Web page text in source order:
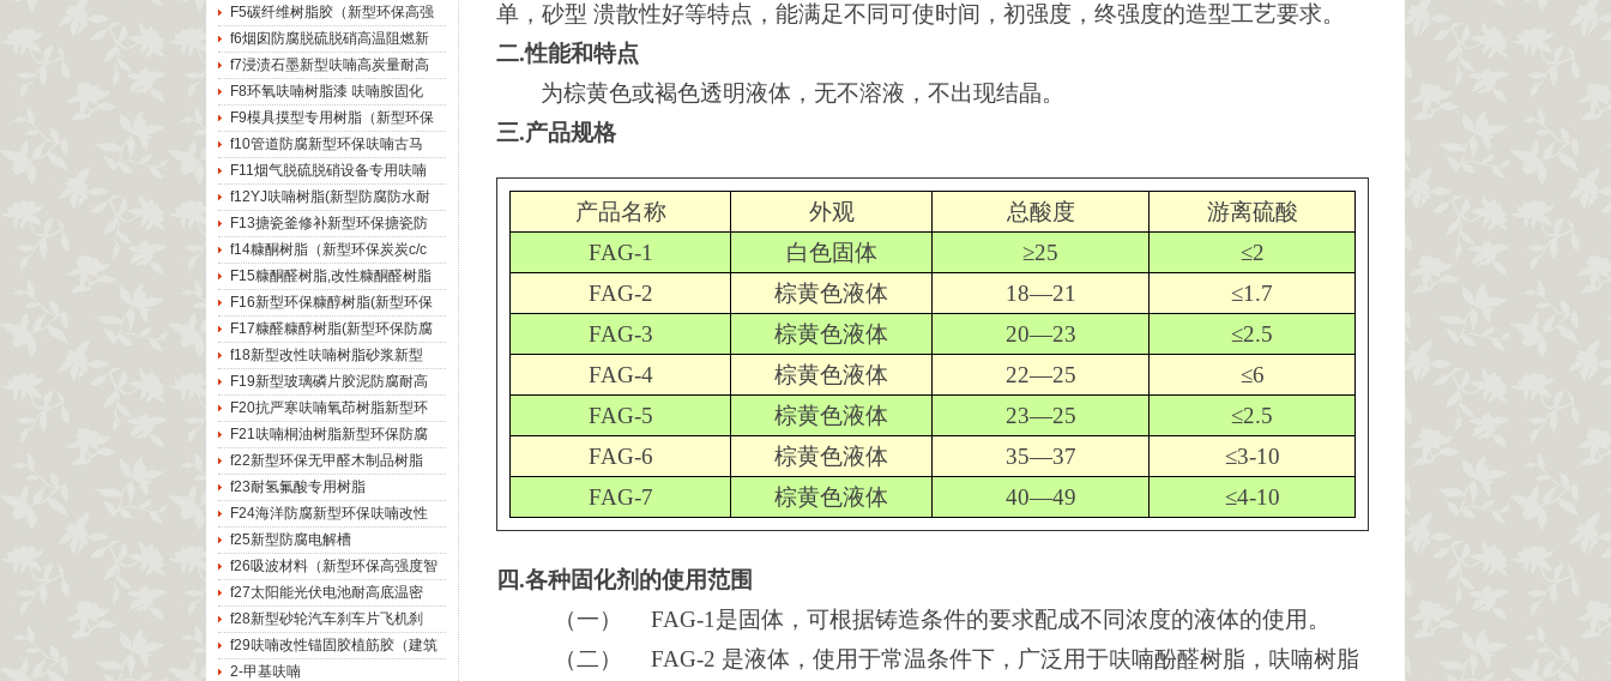
F5碳纤维树脂胶（新型环保高强
f6烟囱防腐脱硫脱硝高温阻燃新
f7浸渍石墨新型呋喃高炭量耐高
F8环氧呋喃树脂漆 呋喃胺固化
F9模具摸型专用树脂（新型环保
f10管道防腐新型环保呋喃古马
F11烟气脱硫脱硝设备专用呋喃
f12YJ呋喃树脂(新型防腐防水耐
F13搪瓷釜修补新型环保搪瓷防
f14糠酮树脂（新型环保炭炭c/c
F15糠酮醛树脂,改性糠酮醛树脂
F16新型环保糠醇树脂(新型环保
F17糠醛糠醇树脂(新型环保防腐
f18新型改性呋喃树脂砂浆新型
F19新型玻璃磷片胶泥防腐耐高
F20抗严寒呋喃氧茚树脂新型环
F21呋喃桐油树脂新型环保防腐
f22新型环保无甲醛木制品树脂
f23耐氢氟酸专用树脂
F24海洋防腐新型环保呋喃改性
f25新型防腐电解槽
f26吸波材料（新型环保高强度智
f27太阳能光伏电池耐高底温密
f28新型砂轮汽车刹车片飞机刹
f29呋喃改性锚固胶植筋胶（建筑
2-甲基呋喃
单，砂型 溃散性好等特点，能满足不同可使时间，初强度，终强度的造型工艺要求。
二.性能和特点
为棕黄色或褐色透明液体，无不溶液，不出现结晶。
三.产品规格
产品名称 外观 总酸度
游离硫酸
FAG-1
白色固体 ≥25
≤2
FAG-2
棕黄色液体 18—21
≤1.7
FAG-3
棕黄色液体 20—23
≤2.5
FAG-4
棕黄色液体 22—25
≤6
FAG-5
棕黄色液体 23—25
≤2.5
FAG-6
棕黄色液体 35—37
≤3-10
FAG-7
棕黄色液体 40—49 ≤4-10
四.各种固化剂的使用范围
（一）
FAG-1 是固体，可根据铸造条件的要求配成不同浓度的液体的使用。
（二）
FAG-2 是液体，使用于常温条件下，广泛用于呋喃酚醛树脂，呋喃树脂